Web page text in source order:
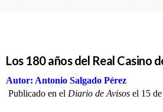
Los 180 años del Real Casino
Autor: Antonio Salgado Pérez
Publicado en el Diario de Avisos el 15